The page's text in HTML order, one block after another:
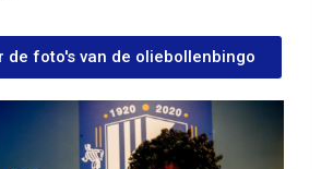
de foto's van de oliebollenbingo